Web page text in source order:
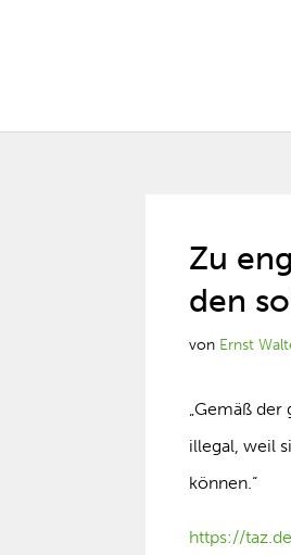
Zu
den
von Ernst
„Gemäß der
illegal, weil
können.“
https://